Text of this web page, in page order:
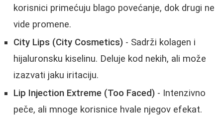
korisnici primećuju blago povećanje, dok drugi ne
vide promene.
City Lips (City Cosmetics) - Sadrži kolagen i
hijaluronsku kiselinu. Deluje kod nekih, ali može
izazvati jaku iritaciju.
Lip Injection Extreme (Too Faced) - Intenzivno
peče, ali mnoge korisnice hvale njegov efekat.